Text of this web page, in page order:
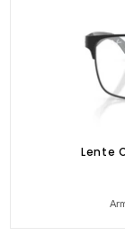
Lente